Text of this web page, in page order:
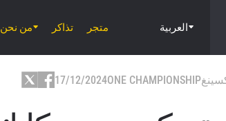
من نحن تذاكر متجر العربية
ONE CHAMPIONSHIP
17/12/2024